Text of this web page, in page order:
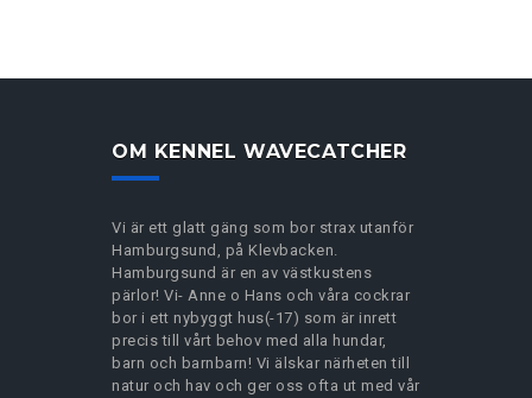
OM KENNEL WAVECATCHER
Vi är ett glatt gäng som bor strax utanför
Hamburgsund, på Klevbacken.
Hamburgsund är en av västkustens
pärlor! Vi- Anne o Hans och våra cockrar
bor i ett nybyggt hus(-17) som är inrett
precis till vårt behov med alla hundar,
barn och barnbarn! Vi älskar närheten till
natur och hav och ger oss ofta ut med vår